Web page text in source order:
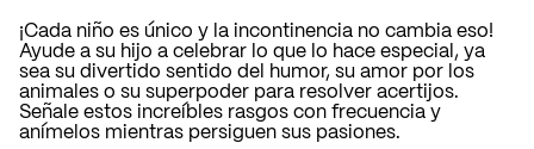
¡Cada niño es único y la incontinencia no cambia eso!
Ayude a su hijo a celebrar lo que lo hace especial, ya
sea su divertido sentido del humor, su amor por los
animales o su superpoder para resolver acertijos.
Señale estos increíbles rasgos con frecuencia y
anímelos mientras persiguen sus pasiones.